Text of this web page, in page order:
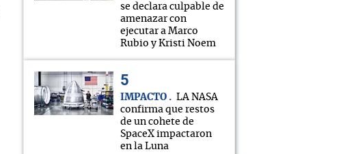
se declara culpable de
amenazar con
ejecutar a Marco
Rubio y Kristi Noem
IMPACTO
LA NASA
confirma que restos
de un cohete de
SpaceX impactaron
en la Luna